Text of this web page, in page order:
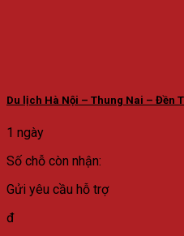
Du lịch Hà Nội – Thung Nai – Đền
1 ngày
Số chỗ còn nhận:
Gửi yêu cầu hỗ trợ
đ